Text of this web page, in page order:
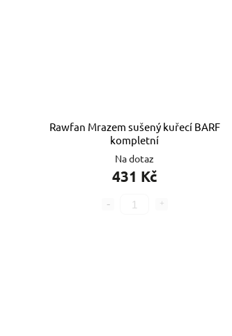
Rawfan Mrazem sušený kuřecí BARF
kompletní
Na dotaz
431 Kč